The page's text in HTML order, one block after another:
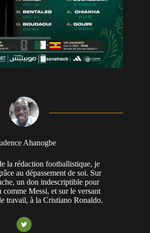
Ahanogbe
la rédaction footballistique, je
au dépassement de soi. Sur
un don indescriptible pour
comme Messi, et sur le versant
travail, à la Cristiano Ronaldo.